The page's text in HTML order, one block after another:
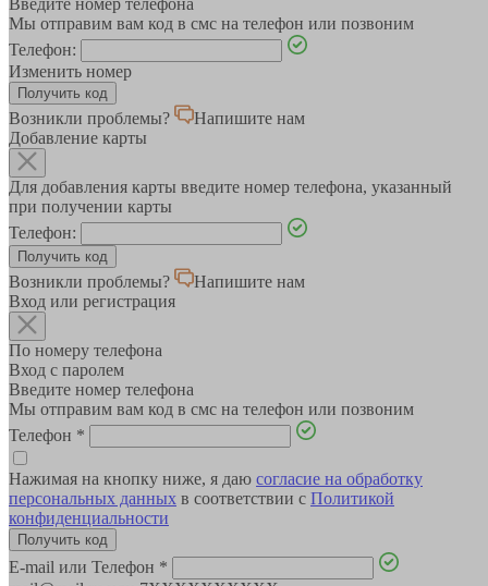
Введите номер телефона
Мы отправим вам код в смс на телефон или позвоним
Телефон:
Изменить номер
Возникли проблемы?
Напишите нам
Добавление карты
Для добавления карты введите номер телефона, указанный
при получении карты
Телефон:
Возникли проблемы?
Напишите нам
Вход или регистрация
По номеру телефона
Вход с паролем
Введите номер телефона
Мы отправим вам код в смс на телефон или позвоним
Телефон *
Нажимая на кнопку ниже, я даю согласие на обработку
персональных данных в соответствии с Политикой
конфиденциальности
E-mail или Телефон *